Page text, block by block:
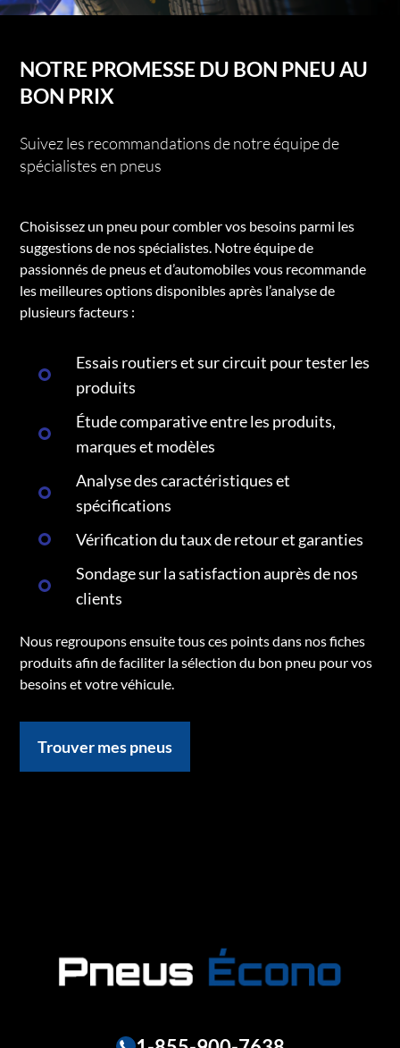
NOTRE PROMESSE DU BON PNEU AU
BON PRIX
Suivez les recommandations de notre équipe de
spécialistes en pneus
Choisissez un pneu pour combler vos besoins parmi les
suggestions de nos spécialistes. Notre équipe de
passionnés de pneus et d’automobiles vous recommande
les meilleures options disponibles après l’analyse de
plusieurs facteurs :
Essais routiers et sur circuit pour tester les
produits
Étude comparative entre les produits,
marques et modèles
Analyse des caractéristiques et
spécifications
Vérification du taux de retour et garanties
Sondage sur la satisfaction auprès de nos
clients
Nous regroupons ensuite tous ces points dans nos fiches
produits afin de faciliter la sélection du bon pneu pour vos
besoins et votre véhicule.
Trouver mes pneus